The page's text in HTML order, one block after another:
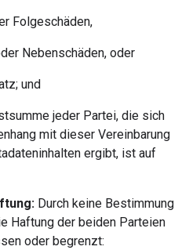
Folgeschäden,
Nebenschäden, oder
und
jeder Partei, die sich
mit dieser Vereinbarung
ergibt, ist auf
Durch keine Bestimmung
Haftung der beiden Parteien
oder begrenzt: